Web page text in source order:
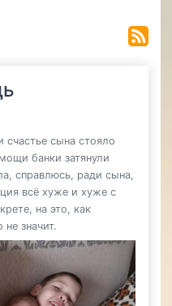
счастье сына стояло
банки затянули
справлюсь, ради сына,
всё хуже и хуже с
на это, как
не значит.